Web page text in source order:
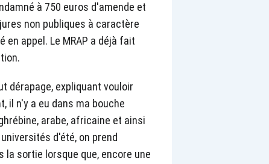
à 750 euros d'amende et
non publiques à caractère
appel. Le MRAP a déjà fait
dérapage, expliquant vouloir
il n'y a eu dans ma bouche
arabe, africaine et ainsi
d'été, on prend
la sortie lorsque que, encore une